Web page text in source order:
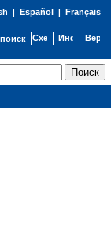
| Español | Français